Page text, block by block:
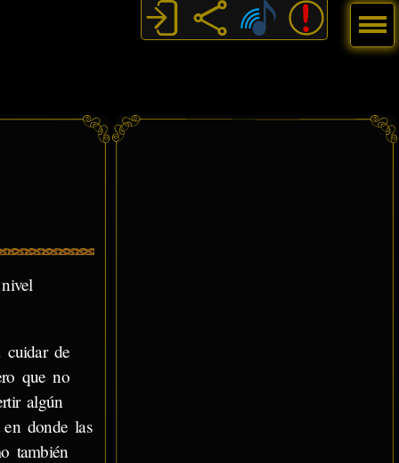
cuidar de
que no
algún
donde las
también
Menú